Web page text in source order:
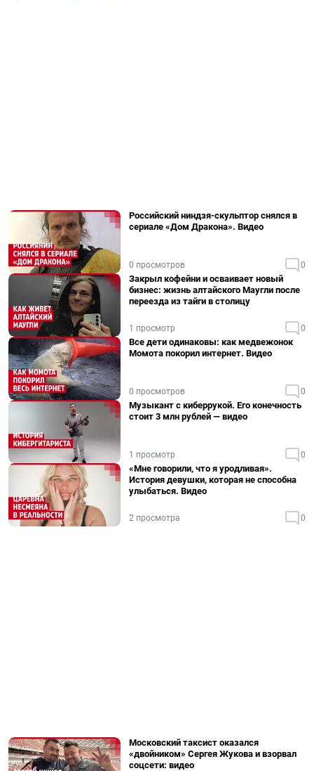
Российский ниндзя-скульптор снялся в
сериале «Дом Дракона». Видео
0 просмотров 0
Закрыл кофейни и осваивает новый
бизнес: жизнь алтайского Маугли после
переезда из тайги в столицу
1 просмотр 0
Все дети одинаковы: как медвежонок
Момота покорил интернет. Видео
0 просмотров 0
Музыкант с киберрукой. Его конечность
стоит 3 млн рублей — видео
1 просмотр 0
«Мне говорили, что я уродливая».
История девушки, которая не способна
улыбаться. Видео
2 просмотра 0
Московский таксист оказался
«двойником» Сергея Жукова и взорвал
соцсети: видео